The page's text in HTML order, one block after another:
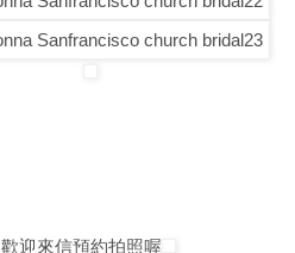
歡迎來信預約拍照喔